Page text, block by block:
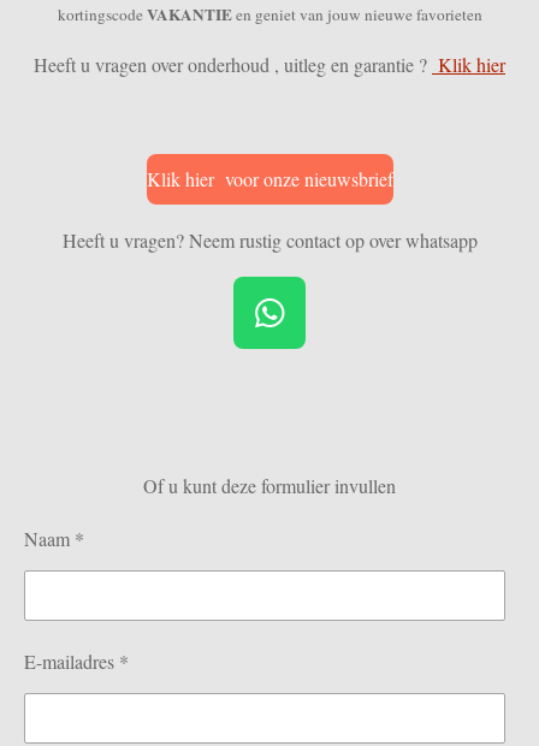
kortingscodeVAKANTIEen geniet van jouw nieuwe favorieten
Heeft u vragen over onderhoud , uitleg en garantie ? Klik hier
Klik hier voor onze nieuwsbrief
Heeft u vragen? Neem rustig contact op over whatsapp
W
h
A
p
Of u kunt deze formulier invullen
Naam *
E-mailadres *